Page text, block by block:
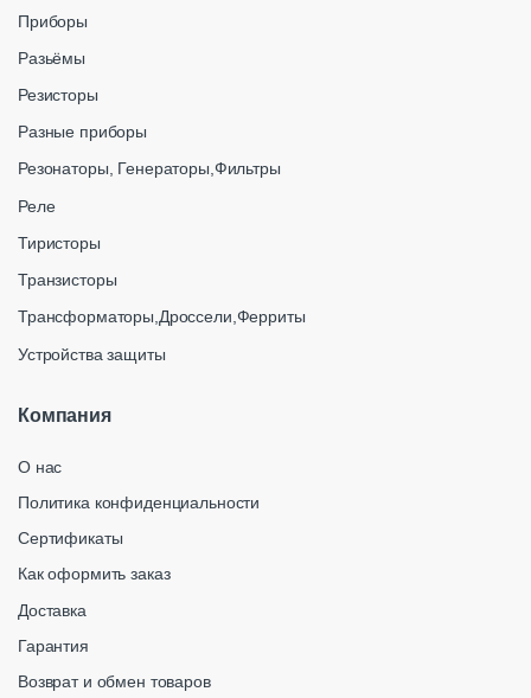
Приборы
Разьёмы
Резисторы
Разные приборы
Резонаторы, Генераторы,Фильтры
Реле
Тиристоры
Транзисторы
Трансформаторы,Дроссели,Ферриты
Устройства защиты
Компания
О нас
Политика конфиденциальности
Сертификаты
Как оформить заказ
Доставка
Гарантия
Возврат и обмен товаров